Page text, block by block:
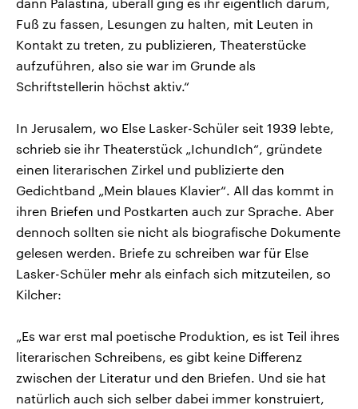
Fuß zu fassen, Lesungen zu halten, mit Leuten in
Kontakt zu treten, zu publizieren, Theaterstücke
aufzuführen, also sie war im Grunde als
Schriftstellerin höchst aktiv.“
In Jerusalem, wo Else Lasker-Schüler seit 1939 lebte,
schrieb sie ihr Theaterstück „IchundIch“, gründete
einen literarischen Zirkel und publizierte den
Gedichtband „Mein blaues Klavier“. All das kommt in
ihren Briefen und Postkarten auch zur Sprache. Aber
dennoch sollten sie nicht als biografische Dokumente
gelesen werden. Briefe zu schreiben war für Else
Lasker-Schüler mehr als einfach sich mitzuteilen, so
Kilcher:
„Es war erst mal poetische Produktion, es ist Teil ihres
literarischen Schreibens, es gibt keine Differenz
zwischen der Literatur und den Briefen. Und sie hat
natürlich auch sich selber dabei immer konstruiert,